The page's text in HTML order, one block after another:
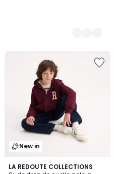
New in
LA REDOUTE COLLECTIONS